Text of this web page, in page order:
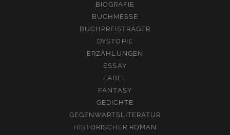
BIOGRAFIE
BUCHMESSE
BUCHPREISTRÄGER
DYSTOPIE
ERZÄHLUNGEN
ESSAY
FABEL
FANTASY
GEDICHTE
GEGENWARTSLITERATUR
HISTORISCHER ROMAN